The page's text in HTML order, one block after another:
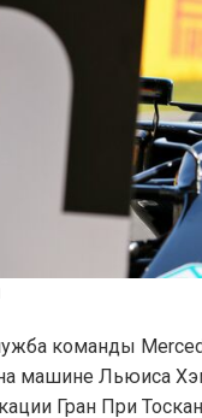
команды
машине Льюиса
Гран При